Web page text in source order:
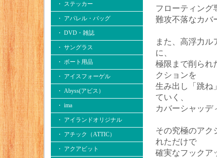
・ ステッカー
・ アパレル・バッグ
・ DVD・雑誌
・ サングラス
・ ボート用品
・ アイスフォーゲル
・ Abyss(アビス）
・ ima
・ アイランドオリジナル
・ アチック（ATTIC）
・ アクアビット
フローティング
難攻不落なカバ
また、高浮力
に、
極限まで削られ
クションを
生み出し「跳ね
ていく、
カバーシャッデ
その究極のアク
れただけで
確実なフックア